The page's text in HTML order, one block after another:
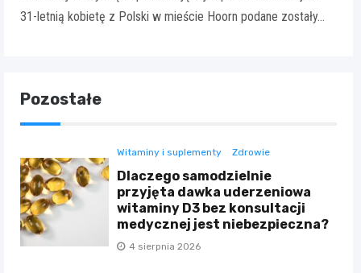
31-letnią kobietę z Polski w mieście Hoorn podane zostały…
Pozostałe
Witaminy i suplementy Zdrowie
Dlaczego samodzielnie
przyjęta dawka uderzeniowa
witaminy D3 bez konsultacji
medycznej jest niebezpieczna?
4 sierpnia 2026